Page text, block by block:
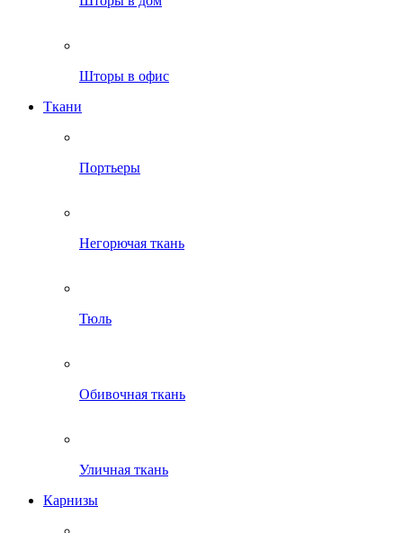
Шторы в офис
Ткани
Портьеры
Негорючая ткань
Тюль
Обивочная ткань
Уличная ткань
Карнизы